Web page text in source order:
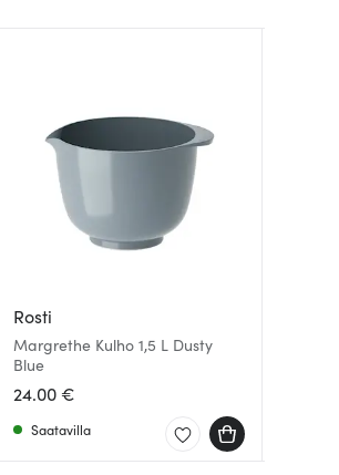
Rosti
Margrethe Kulho 1,5 L Dusty
Blue
24.00 €
Saatavilla